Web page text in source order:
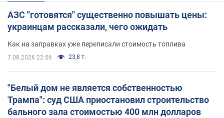
АЗС "готовятся" существенно повышать цены:
украинцам рассказали, чего ожидать
Как на заправках уже переписали стоимость топлива
7.08.2026 22:56 23,8 т.
"Белый дом не является собственностью
Трампа": суд США приостановил строительство
бального зала стоимостью 400 млн долларов